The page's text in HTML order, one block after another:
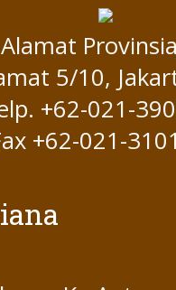
Alamat
5/10,
+62-021-
+62-021-